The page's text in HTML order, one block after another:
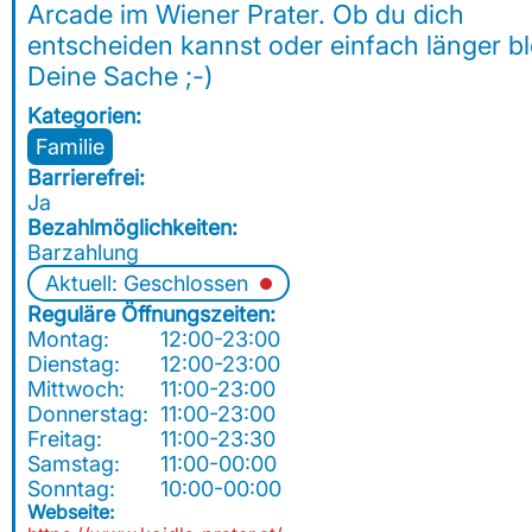
Arcade im Wiener Prater. Ob du dich
entscheiden kannst oder einfach länger
Deine Sache ;-)
Kategorien:
Familie
Barrierefrei:
Ja
Bezahlmöglichkeiten:
Barzahlung
Aktuell: Geschlossen
Reguläre Öffnungszeiten:
Montag:
12:00-23:00
Dienstag:
12:00-23:00
Mittwoch:
11:00-23:00
Donnerstag: 11:00-23:00
Freitag:
11:00-23:30
Samstag:
11:00-00:00
Sonntag:
10:00-00:00
Webseite: